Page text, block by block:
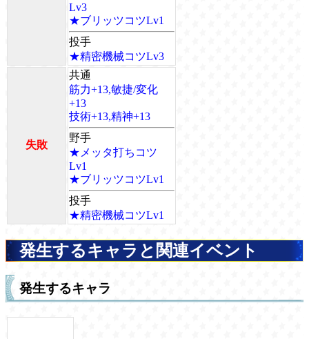
Lv3
★ブリッツコツLv1
投手
★精密機械コツLv3
失敗
共通
筋力+13,敏捷/変化
+13
技術+13,精神+13
野手
★メッタ打ちコツ
Lv1
★ブリッツコツLv1
投手
★精密機械コツLv1
発生するキャラと関連イベント
発生するキャラ